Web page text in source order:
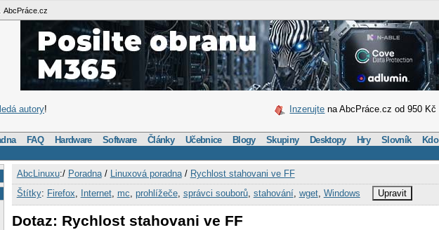
AbcPráce.cz
autory! Inzerujte na AbcPráce.cz od 950 Kč
FAQ Hardware Software Články Učebnice Blogy Skupiny Desktopy Hry Slovník
AbcLinuxu:/ Poradna/ Linuxová poradna/ Rychlost stahovani ve FF
Štítky: Firefox Internet, mc prohlížeče, správci souborů, stahování, wget, Windows Upravit
Dotaz: Rychlost stahovani ve FF